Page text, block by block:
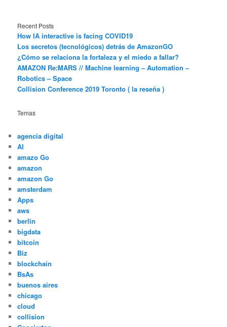
Recent Posts
How IA interactive is facing COVID19
Los secretos (tecnológicos) detrás de AmazonGO
¿Cómo se relaciona la fortaleza y el miedo a fallar?
AMAZON Re:MARS // Machine learning – Automation –
Robotics – Space
Collision Conference 2019 Toronto ( la reseña )
Temas
agencia digital
AI
amazo Go
amazon
amazon Go
amsterdam
Apps
aws
berlin
bigdata
bitcoin
Biz
blockchain
BsAs
buenos aires
chicago
cloud
collision